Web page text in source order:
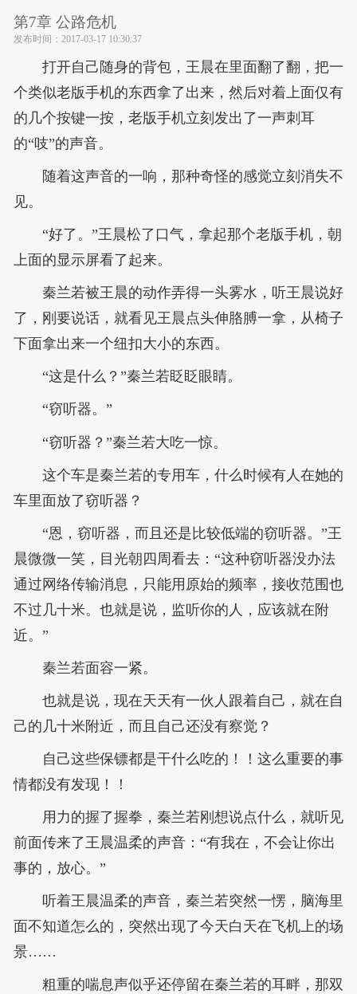
第7章 公路危机
发布时间： 2017-03-17 10:30:37
打开自己随身的背包，王晨在里面翻了翻，把一
个类似老版手机的东西拿了出来，然后对着上面仅有
的几个按键一按，老版手机立刻发出了一声刺耳
的“吱”的声音。
随着这声音的一响，那种奇怪的感觉立刻消失不
见。
“好了。”王晨松了口气，拿起那个老版手机，朝
上面的显示屏看了起来。
秦兰若被王晨的动作弄得一头雾水，听王晨说好
了，刚要说话，就看见王晨点头伸胳膊一拿，从椅子
下面拿出来一个纽扣大小的东西。
“这是什么？”秦兰若眨眨眼睛。
“窃听器。”
“窃听器？”秦兰若大吃一惊。
这个车是秦兰若的专用车，什么时候有人在她的
车里面放了窃听器？
“恩，窃听器，而且还是比较低端的窃听器。”王
晨微微一笑，目光朝四周看去：“这种窃听器没办法
通过网络传输消息，只能用原始的频率，接收范围也
不过几十米。也就是说，监听你的人，应该就在附
近。”
秦兰若面容一紧。
也就是说，现在天天有一伙人跟着自己，就在自
己的几十米附近，而且自己还没有察觉？
自己这些保镖都是干什么吃的！！这么重要的事
情都没有发现！！
用力的握了握拳，秦兰若刚想说点什么，就听见
前面传来了王晨温柔的声音：“有我在，不会让你出
事的，放心。”
听着王晨温柔的声音，秦兰若突然一愣，脑海里
面不知道怎么的，突然出现了今天白天在飞机上的场
景……
粗重的喘息声似乎还停留在秦兰若的耳畔，那双